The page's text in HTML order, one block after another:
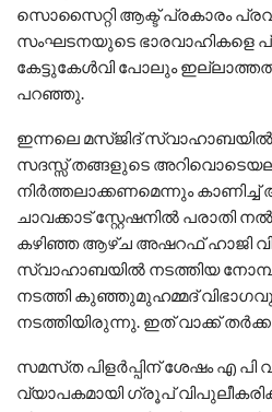
സൊസൈറ്റി ആക്ട് പ്രകാരം
സംഘടനയുടെ ഭാരവാഹികളെ
കേട്ടുകേൾവി പോലും
പറഞ്ഞു.
ഇന്നലെ മസ്ജിദ് സ്വാഹാബയിൽ
സദസ്സ് തങ്ങളുടെ
നിർത്തലാക്കണമെന്നും കാണിച്ച്
ചാവക്കാട് സ്റ്റേഷനിൽ പരാതി
കഴിഞ്ഞ ആഴ്ച അഷറഫ് ഹാജി
സ്വാഹാബയിൽ നടത്തിയ
നടത്തി കുഞ്ഞുമുഹമ്മദ്
നടത്തിയിരുന്നു. ഇത് വാക്ക്
സമസ്‌ത പിളർപ്പിന് ശേഷം എ പി
വ്യാപകമായി ഗ്രൂപ്